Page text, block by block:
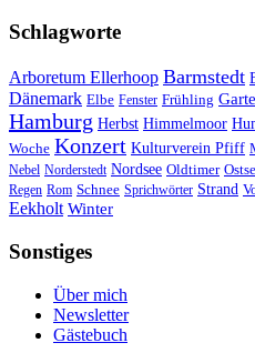
Schlagworte
Arboretum Ellerhoop Barmstedt
Dänemark Elbe Fenster Frühling
Hamburg Herbst Himmelmoor
Woche Konzert Kulturverein Pfiff
Nebel Norderstedt Nordsee Oldtimer
Regen Rom Schnee Sprichwörter Strand
Eekholt Winter
Sonstiges
Über mich
Newsletter
Gästebuch